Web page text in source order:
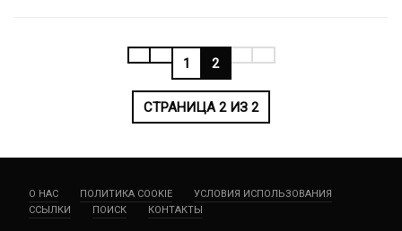
СТРАНИЦА 2 ИЗ 2
1 2
О НАС ПОЛИТИКА COOKIE
УСЛОВИЯ ИСПОЛЬЗОВАНИЯ
ССЫЛКИ
ПОИСК КОНТАКТЫ